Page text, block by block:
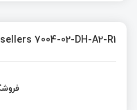
sellers 7004-02-DH-A2-R1